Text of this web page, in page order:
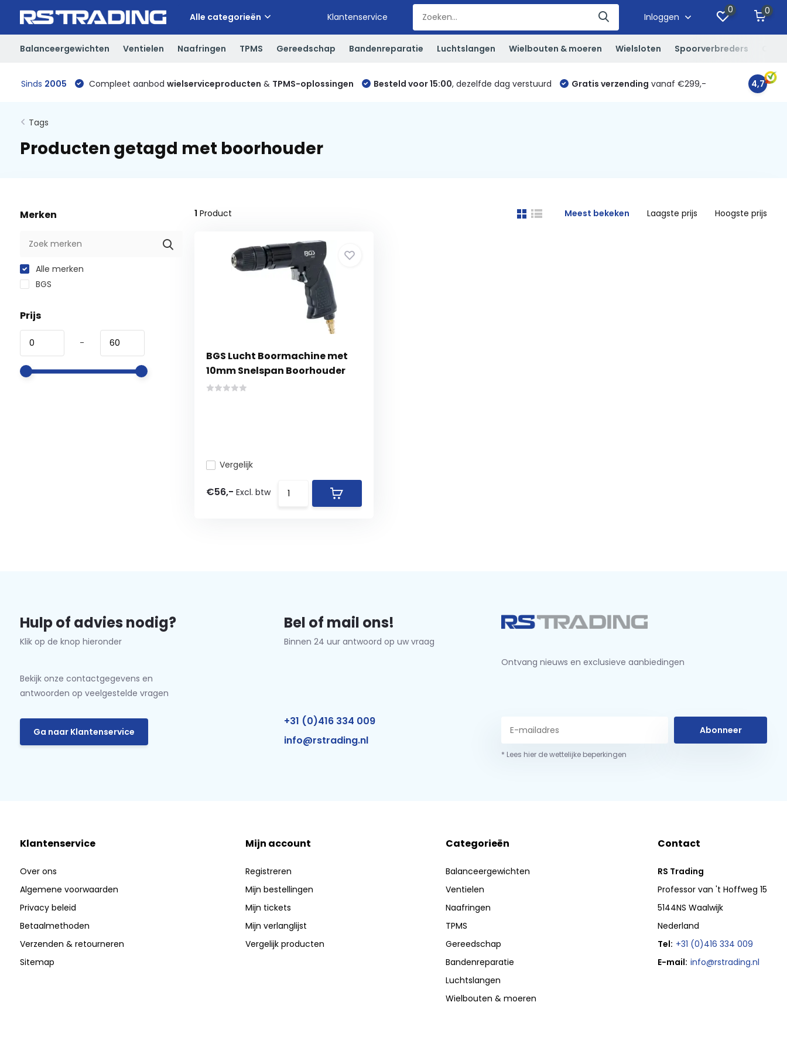
Alle categorieën Klantenservice Inloggen
0 0
Balanceergewichten Ventielen Naafringen TPMS Gereedschap Bandenreparatie Luchtslangen Wielbouten & moeren Wielsloten Spoorverbreders
Sinds 2005 Compleet aanbod wielserviceproducten & TPMS-oplossingen Besteld voor 15:00, dezelfde dag verstuurd Gratis verzending vanaf €299,- 4,7
Tags
Producten getagd met boorhouder
Merken
Alle merken
BGS
Prijs
-
1 Product Meest bekeken Laagste prijs Hoogste prijs
BGS Lucht Boormachine met
10mm Snelspan Boorhouder
Vergelijk
€56,- Excl. btw
Hulp of advies nodig?
Klik op de knop hieronder
Bekijk onze contactgegevens en
antwoorden op veelgestelde vragen
Ga naar Klantenservice
Bel of mail ons!
Binnen 24 uur antwoord op uw vraag
+31 (0)416 334 009
info@rstrading.nl
Ontvang nieuws en exclusieve aanbiedingen
Abonneer
* Lees hier de wettelijke beperkingen
Klantenservice
Over ons
Algemene voorwaarden
Privacy beleid
Betaalmethoden
Verzenden & retourneren
Sitemap
Mijn account
Registreren
Mijn bestellingen
Mijn tickets
Mijn verlanglijst
Vergelijk producten
Categorieën
Balanceergewichten
Ventielen
Naafringen
TPMS
Gereedschap
Bandenreparatie
Luchtslangen
Wielbouten & moeren
Contact
RS Trading
Professor van 't Hoffweg 15
5144NS Waalwijk
Nederland
Tel: +31 (0)416 334 009
E-mail: info@rstrading.nl